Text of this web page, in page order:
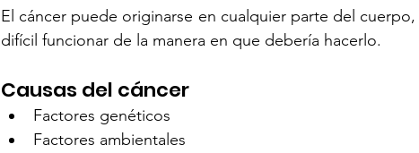
El cáncer puede originarse en cualquier parte del
difícil funcionar de la manera en que debería hacerlo.
Causas del cáncer
Factores genéticos
Factores ambientales